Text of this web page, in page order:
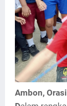
Ambon,